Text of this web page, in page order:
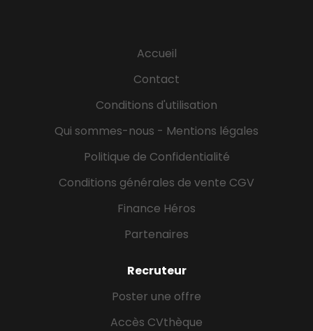
Accueil
Contact
Conditions d'utilisation
Qui sommes-nous - Mentions légales
Politique de Confidentialité
Conditions générales de vente CGV
Finance Héros
Partenaires
Recruteur
Poster une offre
Accès CVthèque